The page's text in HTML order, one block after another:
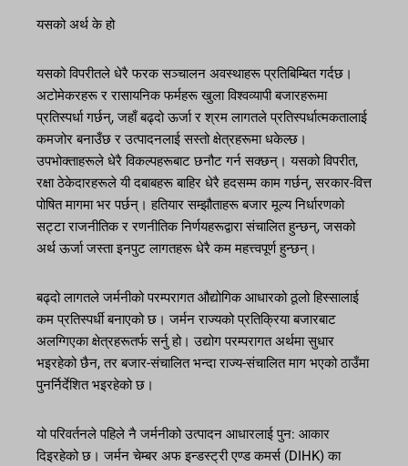
यसको अर्थ के हो
यसको विपरीतले धेरै फरक सञ्चालन अवस्थाहरू प्रतिबिम्बित गर्दछ।
अटोमेकरहरू र रासायनिक फर्महरू खुला विश्वव्यापी बजारहरूमा
प्रतिस्पर्धा गर्छन्, जहाँ बढ्दो ऊर्जा र श्रम लागतले प्रतिस्पर्धात्मकतालाई
कमजोर बनाउँछ र उत्पादनलाई सस्तो क्षेत्रहरूमा धकेल्छ।
उपभोक्ताहरूले धेरै विकल्पहरूबाट छनौट गर्न सक्छन्। यसको विपरीत,
रक्षा ठेकेदारहरूले यी दबाबहरू बाहिर धेरै हदसम्म काम गर्छन्, सरकार-वित्त
पोषित मागमा भर पर्छन्। हतियार सम्झौताहरू बजार मूल्य निर्धारणको
सट्टा राजनीतिक र रणनीतिक निर्णयहरूद्वारा संचालित हुन्छन्, जसको
अर्थ ऊर्जा जस्ता इनपुट लागतहरू धेरै कम महत्त्वपूर्ण हुन्छन्।
बढ्दो लागतले जर्मनीको परम्परागत औद्योगिक आधारको ठूलो हिस्सालाई
कम प्रतिस्पर्धी बनाएको छ। जर्मन राज्यको प्रतिक्रिया बजारबाट
अलग्गिएका क्षेत्रहरूतर्फ सर्नु हो। उद्योग परम्परागत अर्थमा सुधार
भइरहेको छैन, तर बजार-संचालित भन्दा राज्य-संचालित माग भएको ठाउँमा
पुनर्निर्देशित भइरहेको छ।
यो परिवर्तनले पहिले नै जर्मनीको उत्पादन आधारलाई पुन: आकार
दिइरहेको छ। जर्मन चेम्बर अफ इन्डस्ट्री एण्ड कमर्स (DIHK) का